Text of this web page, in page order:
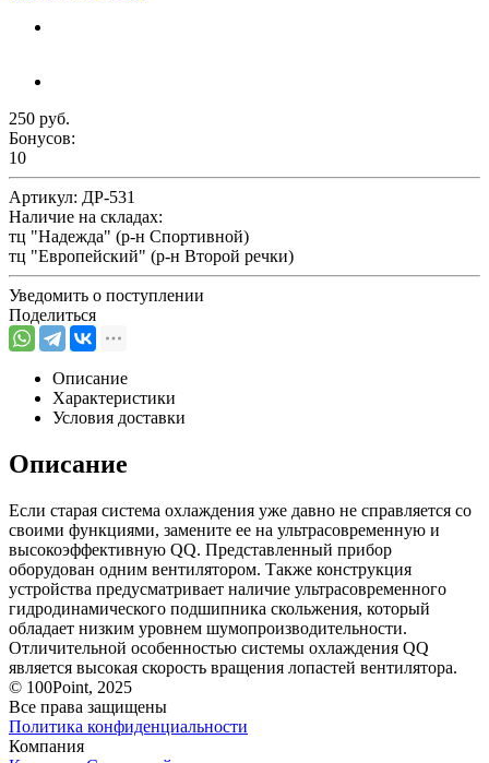
250 руб.
Бонусов:
10
Артикул: ДР-531
Наличие на складах:
тц "Надежда" (р-н Спортивной)
тц "Европейский" (р-н Второй речки)
Уведомить о поступлении
Поделиться
Описание
Характеристики
Условия доставки
Описание
Если старая система охлаждения уже давно не справляется со
своими функциями, замените ее на ультрасовременную и
высокоэффективную QQ. Представленный прибор
оборудован одним вентилятором. Также конструкция
устройства предусматривает наличие ультрасовременного
гидродинамического подшипника скольжения, который
обладает низким уровнем шумопроизводительности.
Отличительной особенностью системы охлаждения QQ
является высокая скорость вращения лопастей вентилятора.
© 100Point, 2025
Все права защищены
Политика конфиденциальности
Компания